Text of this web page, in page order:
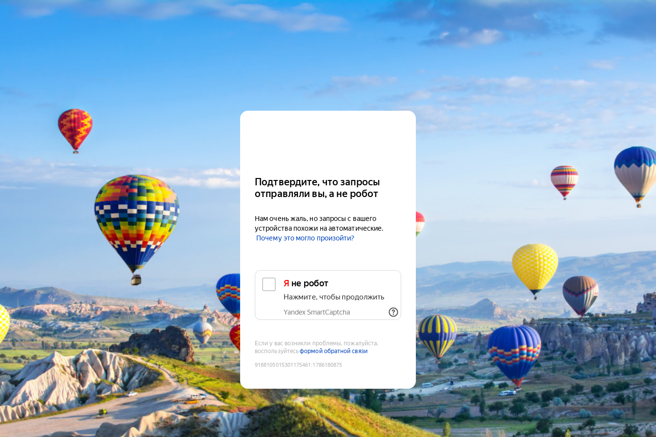
Подтвердите, что запросы
отправляли вы, а не робот
Нам очень жаль, но запросы с вашего
устройства похожи на автоматические.
Почему это могло произойти?
Я не робот
Нажмите, чтобы продолжить
Yandex SmartCaptcha
Если у вас возникли проблемы, пожалуйста,
воспользуйтесьформой обратной связи
9188105015301175461 :1786180875